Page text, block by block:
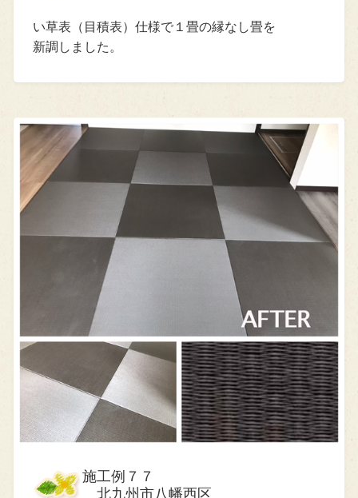
い草表（目積表）仕様で１畳の縁なし畳を
新調しました。
施工例７７
北九州市八幡西区